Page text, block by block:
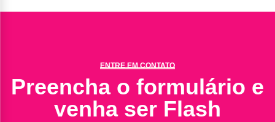
ENTRE EM CONTATO
Preencha o formulário e
venha ser Flash